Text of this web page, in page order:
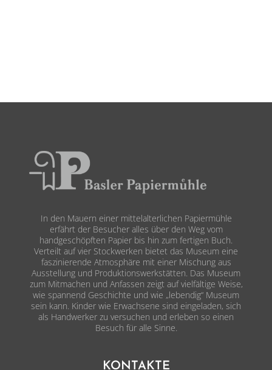
In den Mauern einer mittelalterlichen Papiermühle
erfährt der Besucher alles über den Weg vom
handgeschöpften Papier bis hin zum fertigen Buch.
Verteilt auf vier Stockwerken bietet das Museum eine
faszinierende Atmosphäre mit einer Mischung aus
Ausstellung und Produktionswerkstätten. Das Museum
zum Mitmachen und Anfassen zeigt auf vielfältige Weise,
wie spannend Geschichte und wie „lebendig“ Museum
sein kann. Kinder wie Erwachsene sind eingeladen, sich
als Handwerker zu versuchen und erleben so einen
Besuch für alle Sinne.
KONTAKTE